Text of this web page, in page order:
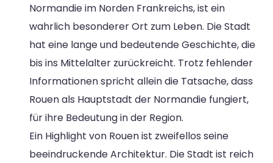
Normandie im Norden Frankreichs, ist ein
wahrlich besonderer Ort zum Leben. Die Stadt
hat eine lange und bedeutende Geschichte, die
bis ins Mittelalter zurückreicht. Trotz fehlender
Informationen spricht allein die Tatsache, dass
Rouen als Hauptstadt der Normandie fungiert,
für ihre Bedeutung in der Region.
Ein Highlight von Rouen ist zweifellos seine
beeindruckende Architektur. Die Stadt ist reich